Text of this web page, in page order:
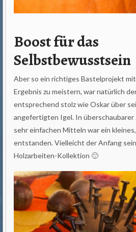
Boost für das
Selbstbewusstsein
Aber so ein richtiges Bastelprojekt mit
Ergebnis zu meistern, war natürlich
entsprechend stolz wie Oskar über
angefertigten Igel. In überschaubarer
sehr einfachen Mitteln war ein
entstanden. Vielleicht der Anfang
Holzarbeiten-Kollektion 🙂